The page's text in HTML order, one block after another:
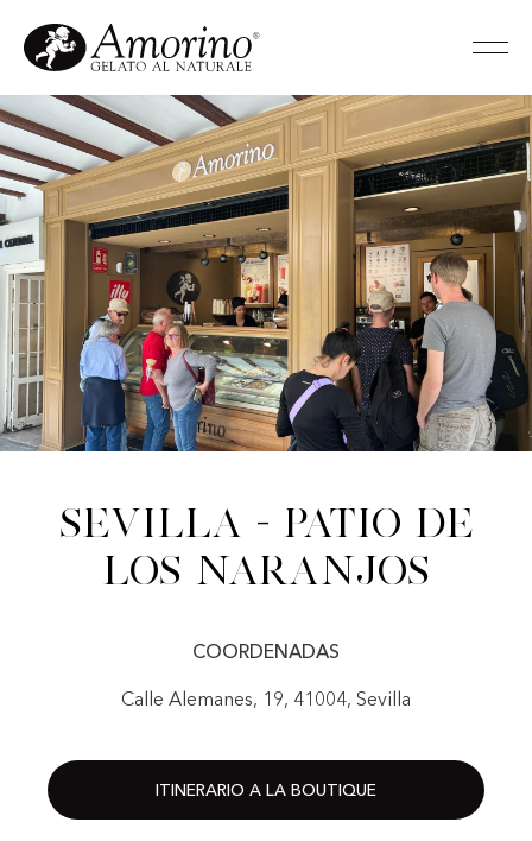
Sevilla - Patio de
Los Naranjos
COORDENADAS
Calle Alemanes, 19, 41004, Sevilla
ITINERARIO A LA BOUTIQUE